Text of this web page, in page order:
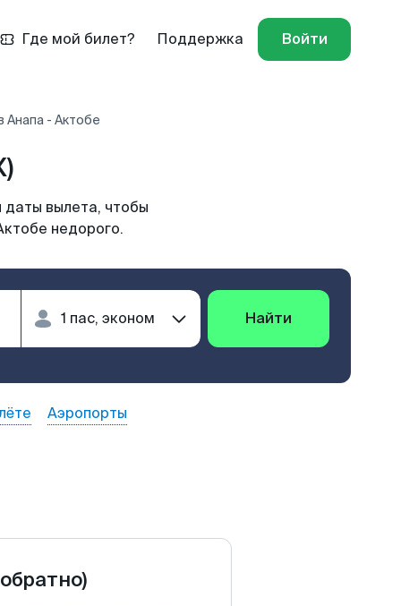
Где мой билет? Поддержка Войти
Анапа - Актобе
вылета, чтобы
недорого.
Найти
Аэропорты